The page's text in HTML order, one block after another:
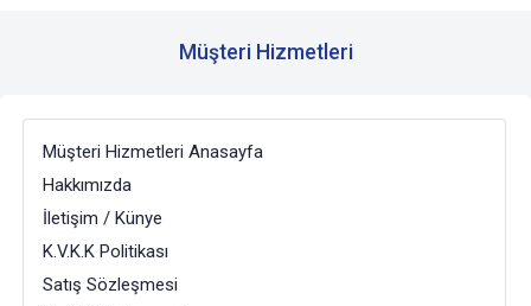
Müşteri Hizmetleri
Müşteri Hizmetleri Anasayfa
Hakkımızda
İletişim / Künye
K.V.K.K Politikası
Satış Sözleşmesi